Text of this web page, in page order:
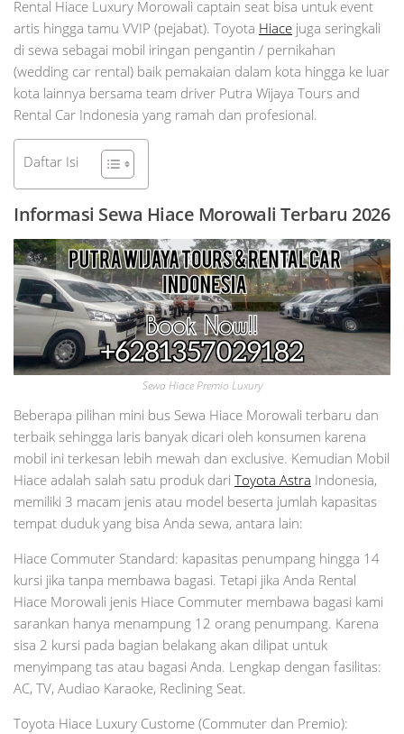
Rental Hiace Luxury Morowali captain seat bisa untuk event
artis hingga tamu VVIP (pejabat). Toyota Hiace juga seringkali
di sewa sebagai mobil iringan pengantin / pernikahan
(wedding car rental) baik pemakaian dalam kota hingga ke luar
kota lainnya bersama team driver Putra Wijaya Tours and
Rental Car Indonesia yang ramah dan profesional.
Daftar Isi
Informasi Sewa Hiace Morowali Terbaru 2026
Sewa Hiace Premio Luxury
Beberapa pilihan mini bus Sewa Hiace Morowali terbaru dan
terbaik sehingga laris banyak dicari oleh konsumen karena
mobil ini terkesan lebih mewah dan exclusive. Kemudian Mobil
Hiace adalah salah satu produk dari Toyota Astra Indonesia,
memiliki 3 macam jenis atau model beserta jumlah kapasitas
tempat duduk yang bisa Anda sewa, antara lain:
Hiace Commuter Standard: kapasitas penumpang hingga 14
kursi jika tanpa membawa bagasi. Tetapi jika Anda Rental
Hiace Morowali jenis Hiace Commuter membawa bagasi kami
sarankan hanya menampung 12 orang penumpang. Karena
sisa 2 kursi pada bagian belakang akan dilipat untuk
menyimpang tas atau bagasi Anda. Lengkap dengan fasilitas:
AC, TV, Audiao Karaoke, Reclining Seat.
Toyota Hiace Luxury Custome (Commuter dan Premio):